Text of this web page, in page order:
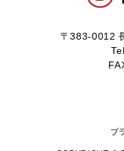
〒383-0012
プ